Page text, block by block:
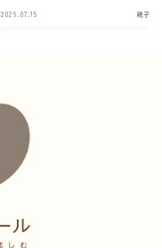
2026.07.15 親子ひ